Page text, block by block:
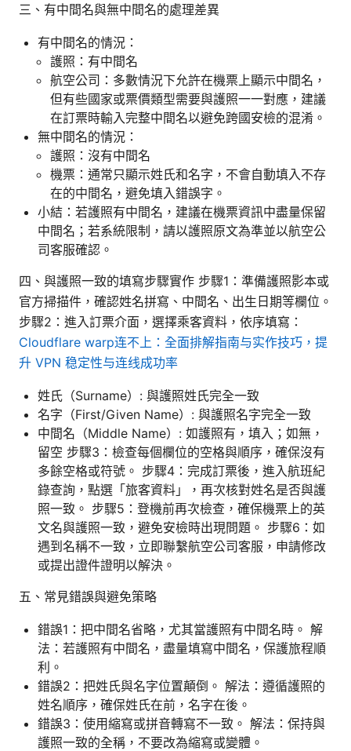
三、有中間名與無中間名的處理差異
有中間名的情況：
護照：有中間名
航空公司：多數情況下允許在機票上顯示中間名，
但有些國家或票價類型需要與護照一一對應，建議
在訂票時輸入完整中間名以避免跨國安檢的混淆。
無中間名的情況：
護照：沒有中間名
機票：通常只顯示姓氏和名字，不會自動填入不存
在的中間名，避免填入錯誤字。
小結：若護照有中間名，建議在機票資訊中盡量保留
中間名；若系統限制，請以護照原文為準並以航空公
司客服確認。
四、與護照一致的填寫步驟實作 步驟1：準備護照影本或
官方掃描件，確認姓名拼寫、中間名、出生日期等欄位。
步驟2：進入訂票介面，選擇乘客資料，依序填寫：
Cloudflare warp连不上：全面排解指南与实作技巧，提
升 VPN 稳定性与连线成功率
姓氏（Surname）: 與護照姓氏完全一致
名字（First/Given Name）: 與護照名字完全一致
中間名（Middle Name）: 如護照有，填入；如無，
留空 步驟3：檢查每個欄位的空格與順序，確保沒有
多餘空格或符號。 步驟4：完成訂票後，進入航班紀
錄查詢，點選「旅客資料」，再次核對姓名是否與護
照一致。 步驟5：登機前再次檢查，確保機票上的英
文名與護照一致，避免安檢時出現問題。 步驟6：如
遇到名稱不一致，立即聯繫航空公司客服，申請修改
或提出證件證明以解決。
五、常見錯誤與避免策略
錯誤1：把中間名省略，尤其當護照有中間名時。 解
法：若護照有中間名，盡量填寫中間名，保護旅程順
利。
錯誤2：把姓氏與名字位置顛倒。 解法：遵循護照的
姓名順序，確保姓氏在前，名字在後。
錯誤3：使用縮寫或拼音轉寫不一致。 解法：保持與
護照一致的全稱，不要改為縮寫或變體。